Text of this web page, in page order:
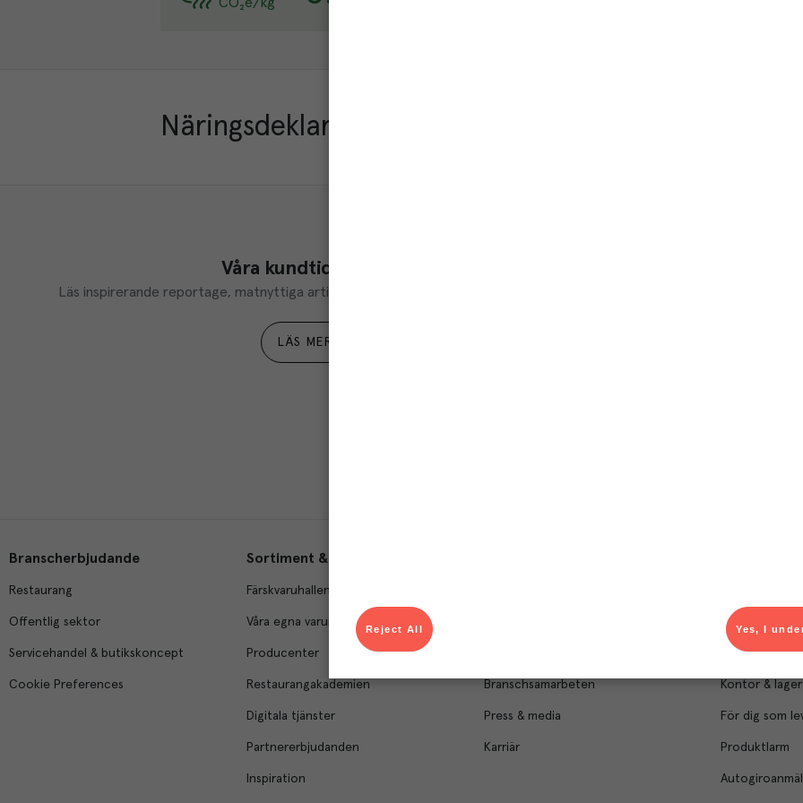
Näringsdeklaration
Våra kundtidningar
Läs inspirerande reportage, matnyttiga artiklar och ta del av aktuella kampanjer.
LÄS MER
Du som är Menigo-
Branscherbjudande
Restaurang
Offentlig sektor
Servicehandel & butikskoncept
Cookie Preferences
Sortiment & tjänster
Färskvaruhallen
Våra egna varumärken
Producenter
Restaurangakademien
Digitala tjänster
Partnererbjudanden
Inspiration
Branschsamarbeten
Press & media
Karriär
Kundservice
Säljavdelning
Kontor & lager
För dig som
Produktlarm
Yes, I
Reject All